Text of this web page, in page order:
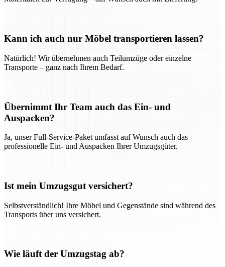
Kann ich auch nur Möbel transportieren lassen?
Natürlich! Wir übernehmen auch Teilumzüge oder einzelne
Transporte – ganz nach Ihrem Bedarf.
Übernimmt Ihr Team auch das Ein- und
Auspacken?
Ja, unser Full-Service-Paket umfasst auf Wunsch auch das
professionelle Ein- und Auspacken Ihrer Umzugsgüter.
Ist mein Umzugsgut versichert?
Selbstverständlich! Ihre Möbel und Gegenstände sind während des
Transports über uns versichert.
Wie läuft der Umzugstag ab?